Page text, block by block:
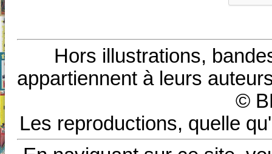
Hors illustrations,
appartiennent à leurs
©
Les reproductions, quelle